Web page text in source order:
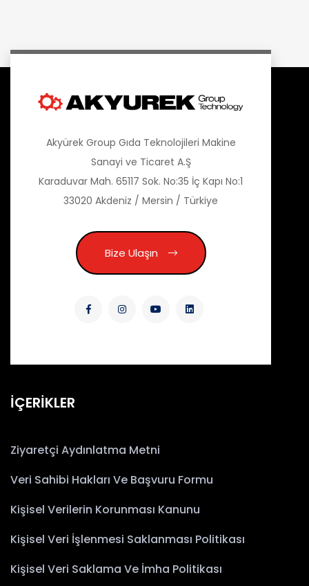
Akyürek Group Gıda Teknolojileri Makine
Sanayi ve Ticaret A.Ş
Karaduvar Mah. 65117 Sok. No:35 İç Kapı No:1
33020 Akdeniz / Mersin / Türkiye
Bize Ulaşın
İÇERİKLER
Ziyaretçi Aydınlatma Metni
Veri Sahibi Hakları Ve Başvuru Formu
Kişisel Verilerin Korunması Kanunu
Kişisel Veri İşlenmesi Saklanması Politikası
Kişisel Veri Saklama Ve İmha Politikası